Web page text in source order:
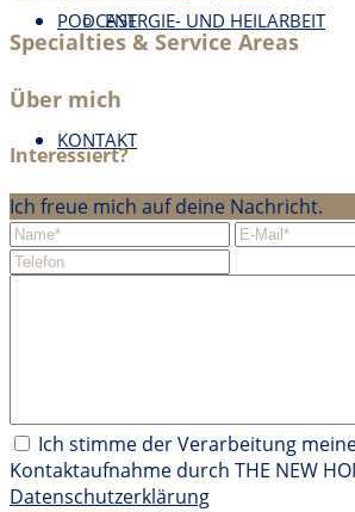
ENERGIE- UND HEILARBEIT
PODCAST
KONTAKT
Specialties & Service Areas
Über mich
Interessiert?
Ich freue mich auf deine Nachricht.
Ich stimme der Verarbeitung
Kontaktaufnahme durch THE NEW
Datenschutzerklärung